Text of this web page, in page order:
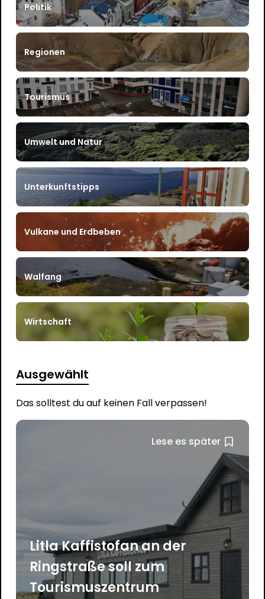
Politik
Regionen
Tourismus
Umwelt und Natur
Unterkunftstipps
Vulkane und Erdbeben
Walfang
Wirtschaft
Ausgewählt
Das solltest du auf keinen Fall verpassen!
Lese es später
Litla Kaffistofan an der
Ringstraße soll zum
Tourismuszentrum